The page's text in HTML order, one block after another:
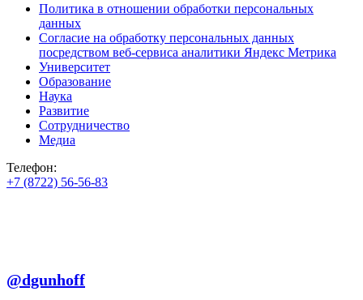
Политика в отношении обработки персональных
данных
Согласие на обработку персональных данных
посредством веб-сервиса аналитики Яндекс Метрика
Университет
Образование
Наука
Развитие
Сотрудничество
Медиа
Телефон:
+7 (8722) 56-56-83
@dgunhoff